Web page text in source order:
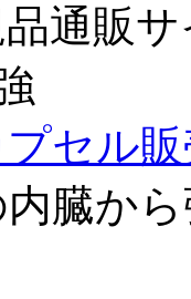
通販
セル
臓か